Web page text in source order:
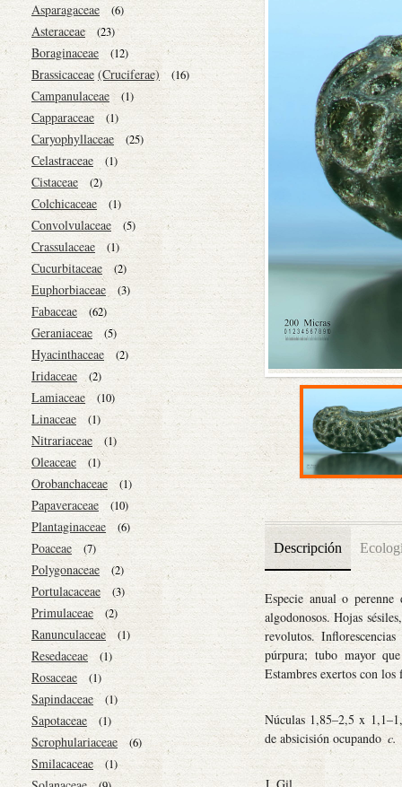
Asparagaceae (6)
Asteraceae (23)
Boraginaceae (12)
Brassicaceae (Cruciferae) (16)
Campanulaceae (1)
Capparaceae (1)
Caryophyllaceae (25)
Celastraceae (1)
Cistaceae (2)
Colchicaceae (1)
Convolvulaceae (5)
Crassulaceae (1)
Cucurbitaceae (2)
Euphorbiaceae (3)
Fabaceae (62)
Geraniaceae (5)
Hyacinthaceae (2)
Iridaceae (2)
Lamiaceae (10)
Linaceae (1)
Nitrariaceae (1)
Oleaceae (1)
Orobanchaceae (1)
Papaveraceae (10)
Plantaginaceae (6)
Poaceae (7)
Polygonaceae (2)
Portulacaceae (3)
Primulaceae (2)
Ranunculaceae (1)
Resedaceae (1)
Rosaceae (1)
Sapindaceae (1)
Sapotaceae (1)
Scrophulariaceae (6)
Smilacaceae (1)
Descripción
Especie anual o
algodonosos. Hojas
revolutos.
púrpura; tubo mayor
Estambres exertos con
Núculas 1,85–2,5 x
de absicisión ocupando c.